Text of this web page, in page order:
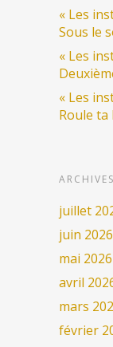
« Les
Sous le
« Les
« Les
Roule
ARCHIVES
juillet
juin 2026
mai 2026
avril
mars
février